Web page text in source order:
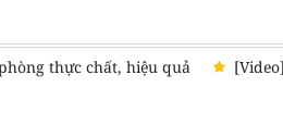
thực chất, hiệu quả